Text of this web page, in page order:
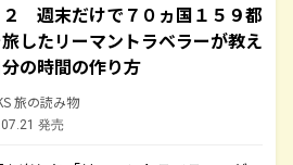
２ 週末だけで７０ヵ国１５９都
したリーマントラベラーが教え
の時間の作り方
旅の読み物
発売